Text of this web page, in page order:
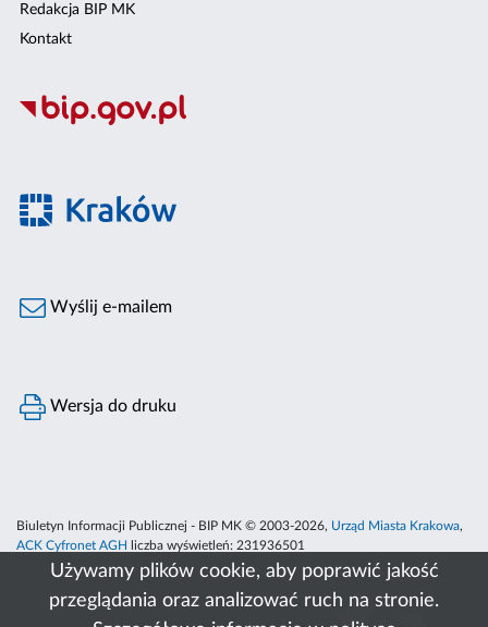
Używamy plików cookie, aby poprawić jakość
przeglądania oraz analizować ruch na stronie.
Redakcja BIP MK
Kontakt
Wyślij e-mailem
Wersja do druku
Biuletyn Informacji Publicznej - BIP MK © 2003-2026, Urząd Miasta Krakowa,
ACK Cyfronet AGH
liczba wyświetleń: 231936501